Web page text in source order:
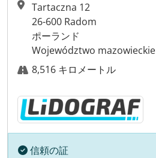
Tartaczna 12
26-600 Radom
ポーランド
Województwo mazowieckie
8,516 キロメートル
信頼の証